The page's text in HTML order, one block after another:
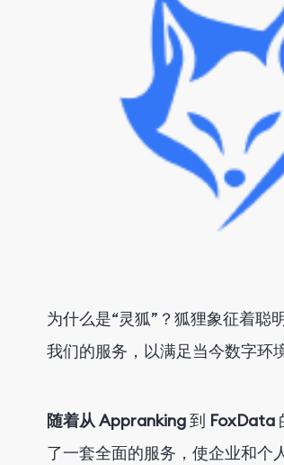
为什么是“灵狐”？狐狸象征着聪
我们的服务，以满足当今数字环
随着从 Appranking到 FoxData
了一套全面的服务，使企业和个